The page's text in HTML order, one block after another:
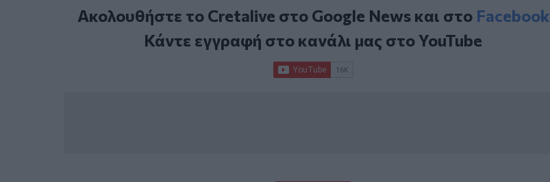
Ακολουθήστε το Cretalive στο Google Newsκαι στο Facebook
Κάντε εγγραφή στο κανάλι μας στοYouTube